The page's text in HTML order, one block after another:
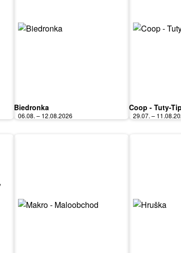
Biedronka
06.08. – 12.08.2026
Coop - Tuty-
29.07. –